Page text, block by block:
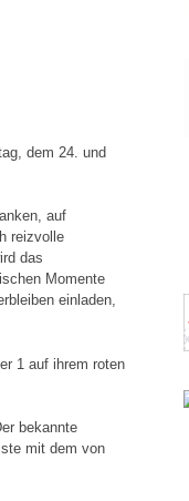
dem 24. und
auf
reizvolle
das
Momente
einladen,
1 auf ihrem roten
bekannte
mit dem von